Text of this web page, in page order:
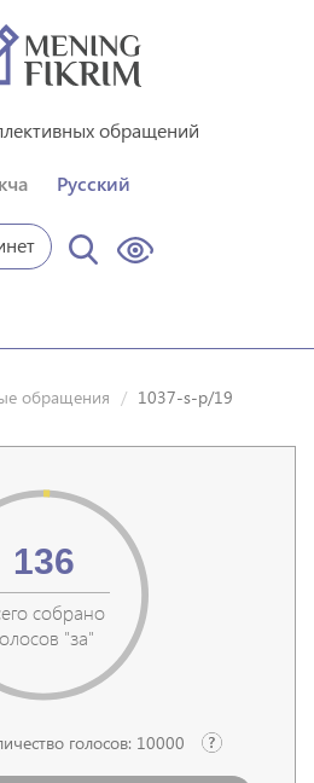
обращений
Русский
обращения 1037-s-p/19
собрано
"за"
136
голосов: 10000